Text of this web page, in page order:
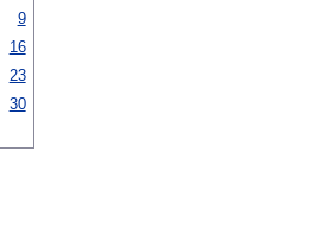
9
16
23
30